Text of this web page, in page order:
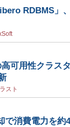
RDBMS」
可用性クラス
スト
で消費電力を約